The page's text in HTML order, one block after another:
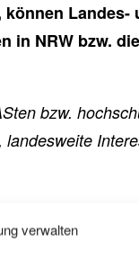
verwalten
in NRW bzw.
bzw.